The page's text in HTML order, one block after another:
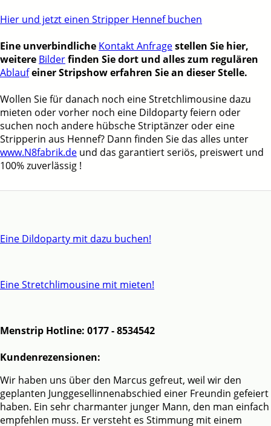
Hier und jetzt einen Stripper Hennef buchen
Eine unverbindliche Kontakt Anfragestellen Sie hier,
weitere Bilderfinden Sie dort und alles zum regulären
Ablaufeiner Stripshow erfahren Sie an dieser Stelle.
Wollen Sie für danach noch eine Stretchlimousine dazu
mieten oder vorher noch eine Dildoparty feiern oder
suchen noch andere hübsche Striptänzer oder eine
Stripperin aus Hennef? Dann finden Sie das alles unter
www.N8fabrik.de und das garantiert seriös, preiswert und
100% zuverlässig !
Eine Dildoparty mit dazu buchen!
Eine Stretchlimousine mit mieten!
Menstrip Hotline: 0177 - 8534542
Kundenrezensionen:
Wir haben uns über den Marcus gefreut, weil wir den
geplanten Junggesellinnenabschied einer Freundin gefeiert
haben. Ein sehr charmanter junger Mann, den man einfach
empfehlen muss. Er versteht es Stimmung mit einem